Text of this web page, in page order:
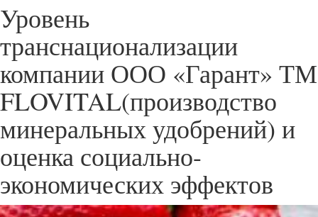
Уровень
транснационализации
компании ООО «Гарант» ТМ
FLOVITAL(производство
минеральных удобрений) и
оценка социально-
экономических эффектов